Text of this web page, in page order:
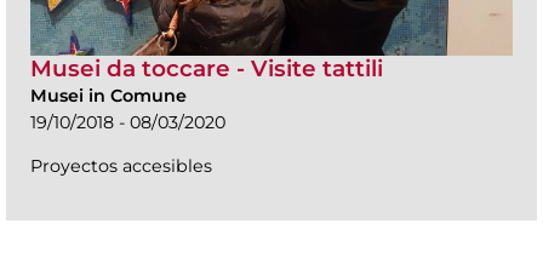
Musei da toccare - Visite tattili
Musei in Comune
19/10/2018 - 08/03/2020
Proyectos accesibles